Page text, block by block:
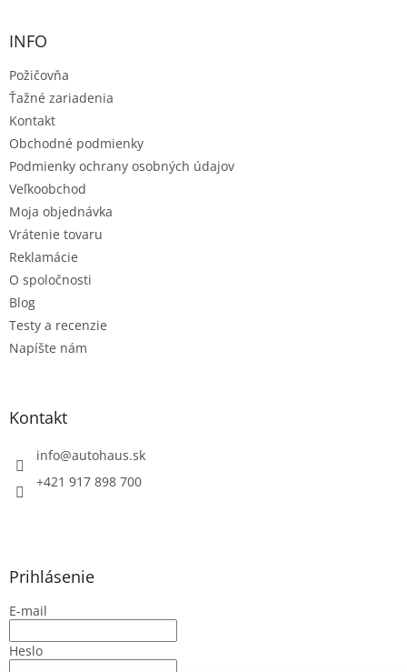
INFO
Požičovňa
Ťažné zariadenia
Kontakt
Obchodné podmienky
Podmienky ochrany osobných údajov
Veľkoobchod
Moja objednávka
Vrátenie tovaru
Reklamácie
O spoločnosti
Blog
Testy a recenzie
Napíšte nám
Kontakt
info@autohaus.sk
+421 917 898 700
Prihlásenie
E-mail
Heslo